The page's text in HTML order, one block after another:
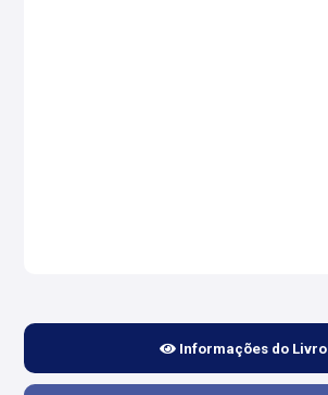
Informações do Livro